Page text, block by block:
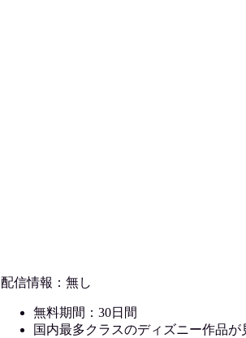
配信情報：無し
無料期間：30日間
国内最多クラスのディズニー作品が